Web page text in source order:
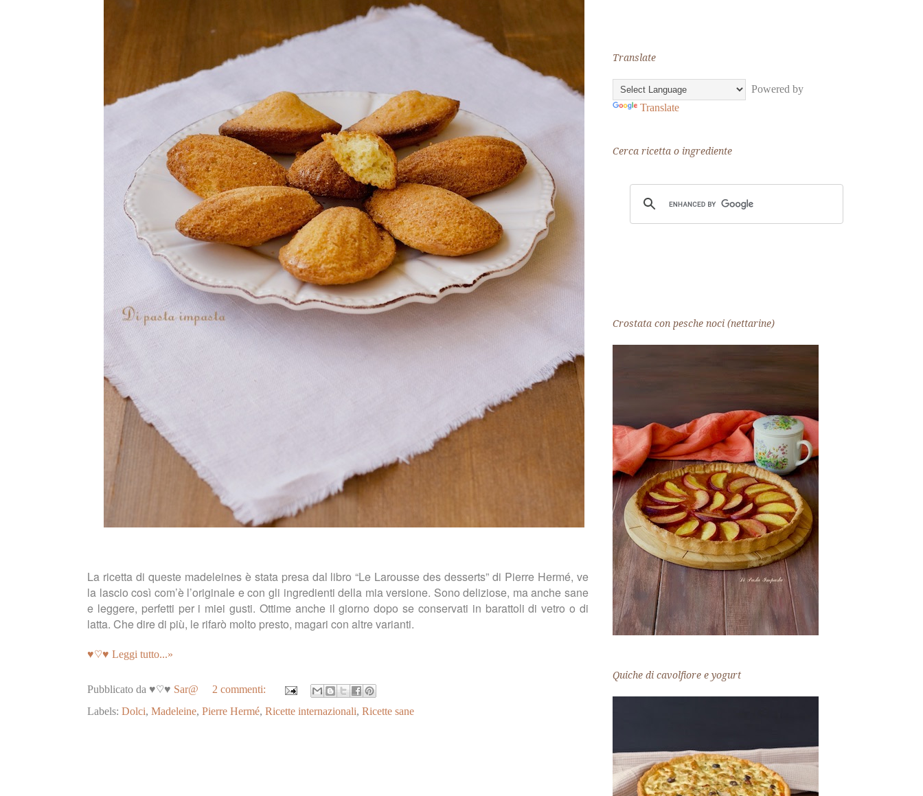
La ricetta di queste madeleines è stata presa dal libro “Le Larousse des desserts” di Pierre Hermé, ve
la lascio così com’è l’originale e con gli ingredienti della mia versione. Sono deliziose, ma anche sane
e leggere, perfetti per i miei gusti. Ottime anche il giorno dopo se conservati in barattoli di vetro o di
latta. Che dire di più, le rifarò molto presto, magari con altre varianti.
♥♡♥ Leggi tutto...»
Pubblicato da ♥♡♥ Sar@
2 commenti:
Labels: Dolci, Madeleine, Pierre Hermé, Ricette internazionali, Ricette sane
Translate
Powered by
Translate
Cerca ricetta o ingrediente
Crostata con pesche noci (nettarine)
Quiche di cavolfiore e yogurt